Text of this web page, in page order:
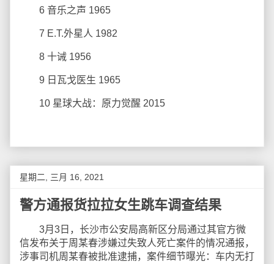
6 音乐之声 1965
7 E.T.外星人 1982
8 十诫 1956
9 日瓦戈医生 1965
10 星球大战：原力觉醒 2015
星期二, 三月 16, 2021
警方通报货拉拉女生跳车调查结果
3月3日，长沙市公安局高新区分局通过其官方微
信发布关于周某春涉嫌过失致人死亡案件的情况通报，
涉事司机周某春被批准逮捕，案件细节曝光：车内无打